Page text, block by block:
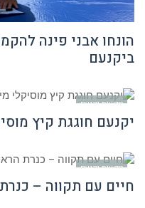
ביקנעם
חדשות יקנעם
יקנעם חוגגת קיץ
חדשות יקנעם
חיים עם תקווה –